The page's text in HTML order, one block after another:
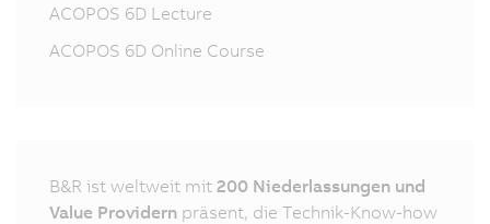
ACOPOS 6D Lecture
ACOPOS 6D Online Course
B&R ist weltweit mit 200 Niederlassungen und
Value Providern präsent, die Technik-Know-how